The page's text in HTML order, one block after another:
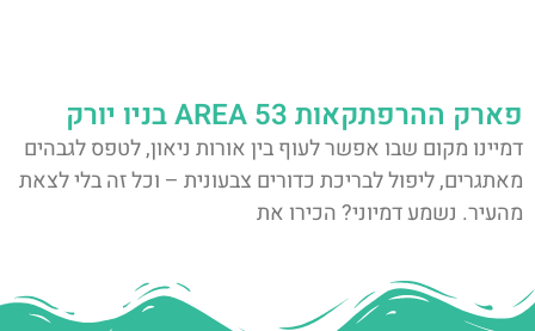
פארק ההרפתקאות AREA 53 בניו יורק
דמיינו מקום שבו אפשר לעוף בין אורות ניאון, לטפס לגבהים
מאתגרים, ליפול לבריכת כדורים צבעונית – וכל זה בלי לצאת
מהעיר. נשמע דמיוני? הכירו את